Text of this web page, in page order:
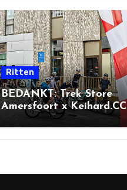
Ritten
BEDANKT: Trek Store
Amersfoort x Keihard.CC
Social Ride + BBQ